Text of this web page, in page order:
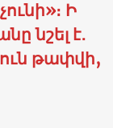
»։ Ի
նշել է․
թափվի,